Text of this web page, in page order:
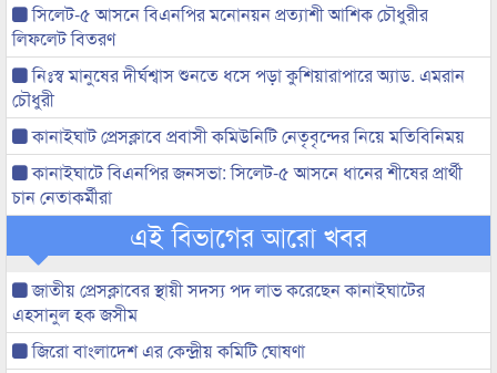
সিলেট-৫ আসনে বিএনপির মনোনয়ন প্রত্যাশী আশিক চৌধুরীর
লিফলেট বিতরণ
নিঃস্ব মানুষের দীর্ঘশ্বাস শুনতে ধসে পড়া কুশিয়ারাপারে অ্যাড. এমরান
চৌধুরী
কানাইঘাট প্রেসক্লাবে প্রবাসী কমিউনিটি নেতৃবৃন্দের নিয়ে মতিবিনিময়
কানাইঘাটে বিএনপির জনসভা: সিলেট-৫ আসনে ধানের শীষের প্রার্থী
চান নেতাকর্মীরা
এই বিভাগের আরো খবর
জাতীয় প্রেসক্লাবের স্থায়ী সদস্য পদ লাভ করেছেন কানাইঘাটের
এহসানুল হক জসীম
জিরো বাংলাদেশ এর কেন্দ্রীয় কমিটি ঘোষণা